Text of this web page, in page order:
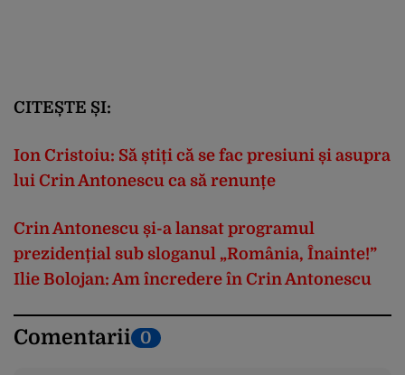
CITEȘTE ȘI:
Ion Cristoiu: Să știți că se fac presiuni și asupra
lui Crin Antonescu ca să renunțe
Crin Antonescu și-a lansat programul
prezidențial sub sloganul „România, Înainte!”
Ilie Bolojan: Am încredere în Crin Antonescu
Comentarii 0